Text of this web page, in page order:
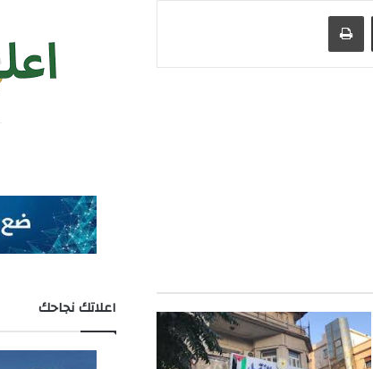
مشاركة عبر البريد طباعة
اعلاتك نجاحك